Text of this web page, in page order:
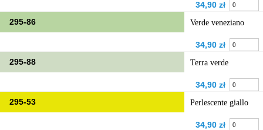
34,90 zł
295-86
Verde veneziano
34,90 zł
295-88
Terra verde
34,90 zł
295-53
Perlescente giallo
34,90 zł